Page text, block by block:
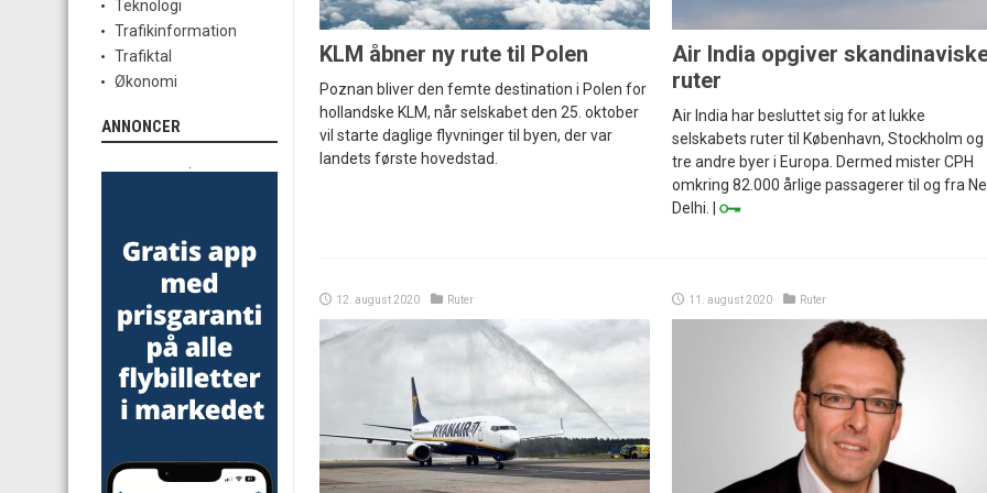
KLM åbner ny rute til Polen
Poznan bliver den femte destination i Polen for
hollandske KLM, når selskabet den 25. oktober
vil starte daglige flyvninger til byen, der var
landets første hovedstad.
Air India opgiver
ruter
Air India har besluttet sig for at lukke
selskabets ruter til København, Stockholm og
tre andre byer i Europa. Dermed mister CPH
omkring 82.000 årlige passagerer til og fra
Delhi. |
12. august 2020 Ruter 11. august 2020 Ruter
Teknologi
Trafikinformation
Trafiktal
Økonomi
ANNONCER